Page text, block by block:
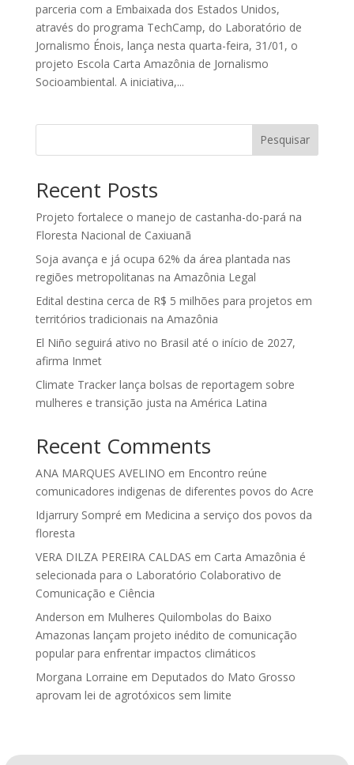
parceria com a Embaixada dos Estados Unidos,
através do programa TechCamp, do Laboratório de
Jornalismo Énois, lança nesta quarta-feira, 31/01, o
projeto Escola Carta Amazônia de Jornalismo
Socioambiental. A iniciativa,...
Pesquisar
Recent Posts
Projeto fortalece o manejo de castanha-do-pará na
Floresta Nacional de Caxiuanã
Soja avança e já ocupa 62% da área plantada nas
regiões metropolitanas na Amazônia Legal
Edital destina cerca de R$ 5 milhões para projetos em
territórios tradicionais na Amazônia
El Niño seguirá ativo no Brasil até o início de 2027,
afirma Inmet
Climate Tracker lança bolsas de reportagem sobre
mulheres e transição justa na América Latina
Recent Comments
ANA MARQUES AVELINO em Encontro reúne
comunicadores indigenas de diferentes povos do Acre
Idjarrury Sompré em Medicina a serviço dos povos da
floresta
VERA DILZA PEREIRA CALDAS em Carta Amazônia é
selecionada para o Laboratório Colaborativo de
Comunicação e Ciência
Anderson em Mulheres Quilombolas do Baixo
Amazonas lançam projeto inédito de comunicação
popular para enfrentar impactos climáticos
Morgana Lorraine em Deputados do Mato Grosso
aprovam lei de agrotóxicos sem limite